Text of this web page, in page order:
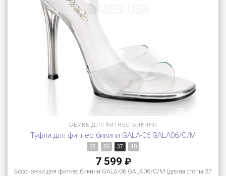
ОБУВЬ ДЛЯ ФИТНЕС-БИКИНИ
Туфли для фитнес бикини GALA-06 GALA06/C/M
35 36 37 40
7 599 ₽
Босоножки для фитнес бикини GALA-06 GALA06/C/M (длина стопы 37